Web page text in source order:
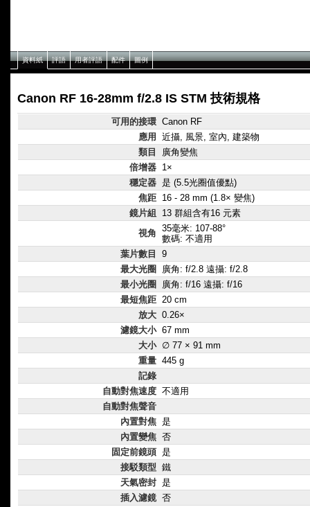
資料紙 評語 用者評語 配件 圖例
Canon RF 16-28mm f/2.8 IS STM 技術規格
可用的接環 Canon RF
應用
近攝, 風景, 室內, 建築物
類目
廣角變焦
倍增器 1×
穩定器 是 (5.5光圈值優點)
焦距 16 - 28 mm (1.8× 變焦)
鏡片組
13 群組含有16 元素
視角 35毫米: 107-88°
數碼: 不適用
葉片數目
9
最大光圈
廣角: f/2.8 遠攝: f/2.8
最小光圈
廣角: f/16 遠攝: f/16
最短焦距 20 cm
放大 0.26×
濾鏡大小 67 mm
大小 ∅ 77 × 91 mm
重量 445 g
記錄
自動對焦速度 不適用
自動對焦聲音
內置對焦 是
內置變焦 否
固定前鏡頭 是
接駁類型 鐵
天氣密封 是
插入濾鏡 否